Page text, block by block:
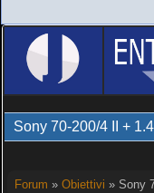
Sony 70-200/4 II +
Forum » Obiettivi » Sony